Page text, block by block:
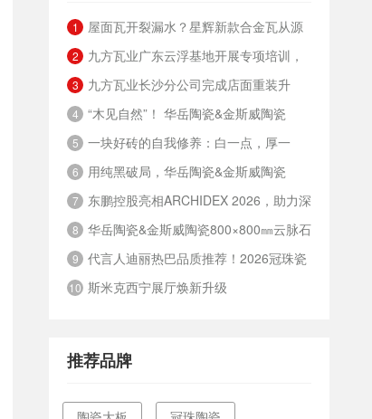
1
屋面瓦开裂漏水？星辉新款合金瓦从源
头解决
2
九方瓦业广东云浮基地开展专项培训，
筑牢绿色安全发展根基
3
九方瓦业长沙分公司完成店面重装升
级，夯实终端渠道竞争力
4
“木见自然”！ 华岳陶瓷&金斯威陶瓷
800×800mm 8度微光质感木纹砖
5
一块好砖的自我修养：白一点，厚一
点，重一点，硬一点
6
用纯黑破局，华岳陶瓷&金斯威陶瓷
600×1200mm纯黑奢石瓷砖
7
东鹏控股亮相ARCHIDEX 2026，助力深
化中国-东盟绿建合作
8
华岳陶瓷&金斯威陶瓷800×800㎜云脉石
系列，定义高阶审美革命
9
代言人迪丽热巴品质推荐！2026冠珠瓷
砖品质人居战略发布会暨总部旗舰店开幕盛
10 斯米克西宁展厅焕新升级
推荐品牌